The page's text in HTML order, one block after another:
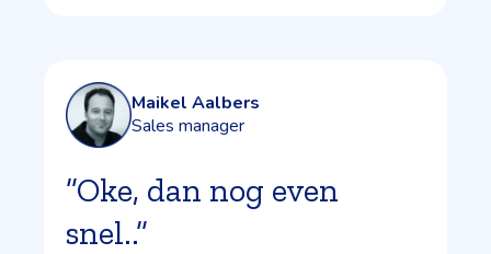
Maikel Aalbers
Sales manager
”Oke, dan nog even
snel..”